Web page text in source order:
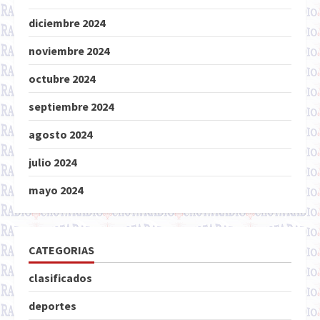
diciembre 2024
noviembre 2024
octubre 2024
septiembre 2024
agosto 2024
julio 2024
mayo 2024
CATEGORIAS
clasificados
deportes